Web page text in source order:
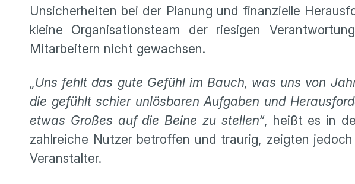
Unsicherheiten bei der Planung und finanzielle
kleine Organisationsteam der riesigen
Mitarbeitern nicht gewachsen.
„Uns fehlt das gute Gefühl im Bauch, was uns von
die gefühlt schier unlösbaren Aufgaben und
etwas Großes auf die Beine zu stellen“, heißt es in
zahlreiche Nutzer betroffen und traurig, zeigten
Veranstalter.